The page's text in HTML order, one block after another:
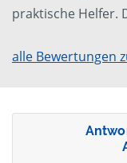
praktische Helfer.
alle Bewertungen